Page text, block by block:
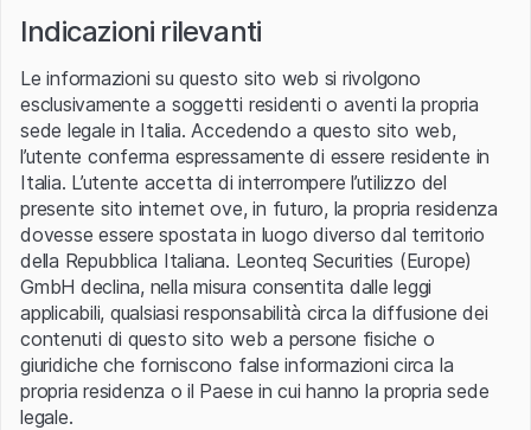
Errore del server.
Indicazioni rilevanti
Le informazioni su questo sito web si rivolgono
esclusivamente a soggetti residenti o aventi la propria
sede legale in Italia. Accedendo a questo sito web,
l’utente conferma espressamente di essere residente in
Italia. L’utente accetta di interrompere l’utilizzo del
presente sito internet ove, in futuro, la propria residenza
dovesse essere spostata in luogo diverso dal territorio
della Repubblica Italiana. Leonteq Securities (Europe)
GmbH declina, nella misura consentita dalle leggi
applicabili, qualsiasi responsabilità circa la diffusione dei
contenuti di questo sito web a persone fisiche o
giuridiche che forniscono false informazioni circa la
propria residenza o il Paese in cui hanno la propria sede
legale.